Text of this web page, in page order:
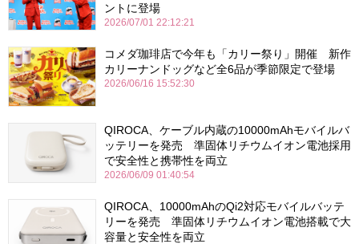
ントに登場
2026/07/01 22:12:21
コメダ珈琲店で今年も「カリー祭り」開催 新作
カリーナンドッグなど全6品が季節限定で登場
2026/06/16 15:52:30
QIROCA、ケーブル内蔵の10000mAhモバイルバ
ッテリーを発売 準固体リチウムイオン電池採用
で安全性と携帯性を両立
2026/06/09 01:40:54
QIROCA、10000mAhのQi2対応モバイルバッテ
リーを発売 準固体リチウムイオン電池搭載で大
容量と安全性を両立